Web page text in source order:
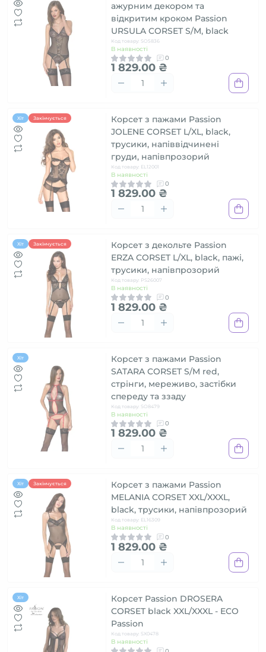
ажурним декором та
відкритим кроком Passion
URSULA CORSET S/M, black
Код товару: SO5836
В наявності
0
1 829.00 ₴
Хіт Закінчується
Корсет з пажами Passion
JOLENE CORSET L/XL, black,
трусики, напіввідчинені
груди, напівпрозорий
Код товару: EL12001
В наявності
0
1 829.00 ₴
Хіт Закінчується
Корсет з декольте Passion
ERZA CORSET L/XL, black, пажі,
трусики, напівпрозорий
Код товару: PS26007
В наявності
0
1 829.00 ₴
Хіт
Корсет з пажами Passion
SATARA CORSET S/M red,
стрінги, мереживо, застібки
спереду та ззаду
Код товару: SO8479
В наявності
0
1 829.00 ₴
Хіт Закінчується
Корсет з пажами Passion
MELANIA CORSET XXL/XXXL,
black, трусики, напівпрозорий
Код товару: EL16309
В наявності
0
1 829.00 ₴
Хіт
Корсет Passion DROSERA
CORSET black XXL/XXXL - ECO
Passion
Код товару: SX0478
В наявності